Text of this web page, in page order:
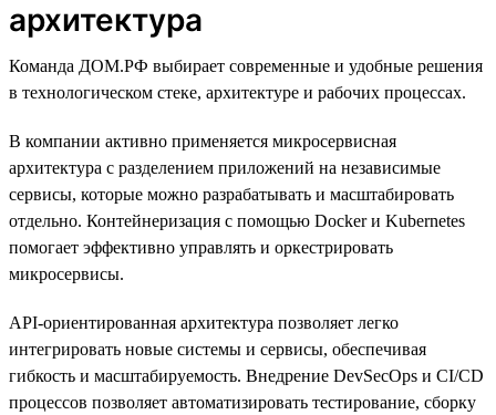
архитектура
Команда ДОМ.РФ выбирает современные и удобные решения
в технологическом стеке, архитектуре и рабочих процессах.
В компании активно применяется микросервисная
архитектура с разделением приложений на независимые
сервисы, которые можно разрабатывать и масштабировать
отдельно. Контейнеризация с помощью Docker и Kubernetes
помогает эффективно управлять и оркестрировать
микросервисы.
API-ориентированная архитектура позволяет легко
интегрировать новые системы и сервисы, обеспечивая
гибкость и масштабируемость. Внедрение DevSecOps и CI/CD
процессов позволяет автоматизировать тестирование, сборку